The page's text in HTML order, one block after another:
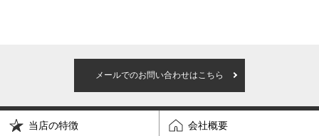
メールでのお問い合わせはこちら
当店の特徴 会社概要